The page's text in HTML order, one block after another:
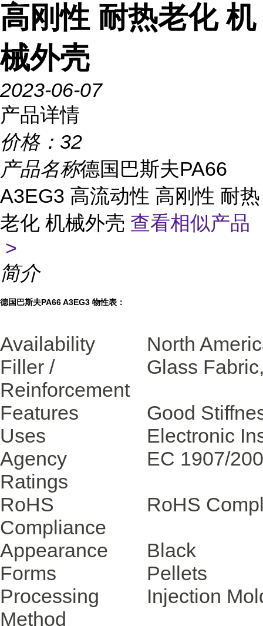
高刚性 耐热老化 机
械外壳
2023-06-07
产品详情
价格： 32
产品名称德国巴斯夫PA66
A3EG3 高流动性 高刚性 耐热
老化 机械外壳 查看相似产品
>
简介
德国巴斯夫PA66 A3EG3 物性表：
Availability
North
Filler /
Reinforcement
Glass
Features
Good
Uses
Electronic
Agency
Ratings
EC 1907/
RoHS
Compliance
RoHS
Appearance
Black
Forms
Pellets
Processing
Method
Injection